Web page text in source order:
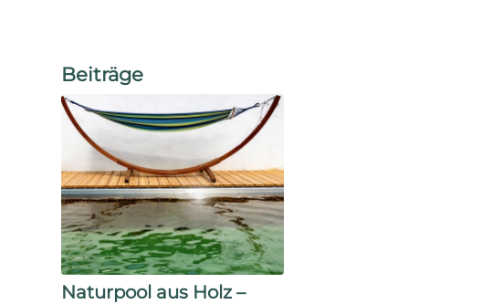
Beiträge
Naturpool aus Holz –